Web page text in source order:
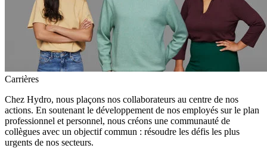
Carrières
Chez Hydro, nous plaçons nos collaborateurs au centre de nos
actions. En soutenant le développement de nos employés sur le plan
professionnel et personnel, nous créons une communauté de
collègues avec un objectif commun : résoudre les défis les plus
urgents de nos secteurs.